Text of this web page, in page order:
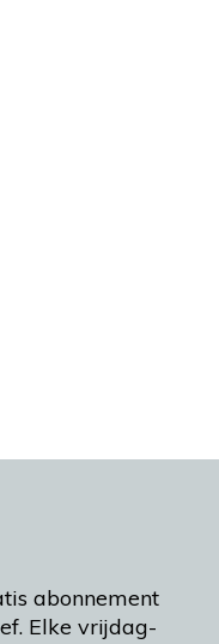
abonnement
Elke vrijdag-